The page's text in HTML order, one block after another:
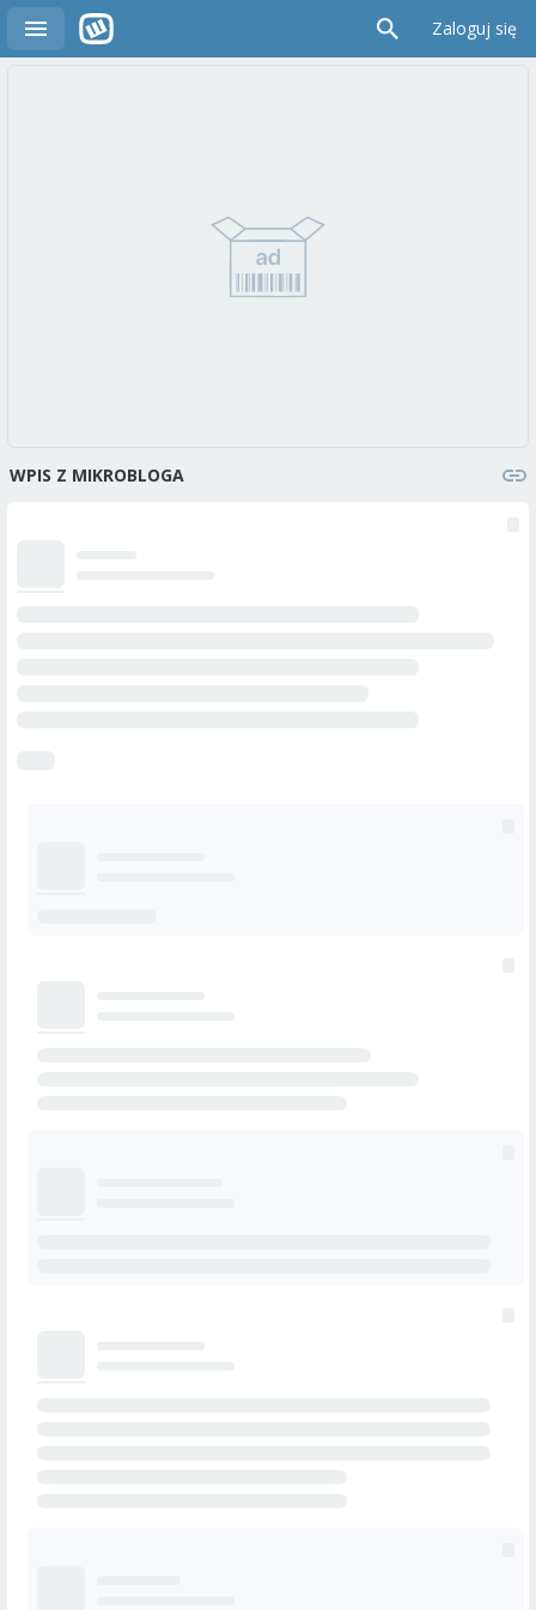
Zaloguj się
WPIS Z MIKROBLOGA